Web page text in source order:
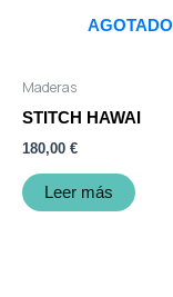
AGOTADO
Maderas
STITCH HAWAI
180,00 €
Leer más